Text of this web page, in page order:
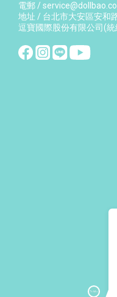
電郵 /
地址 / 台北市大安區安和
逗寶國際股份有限公司(